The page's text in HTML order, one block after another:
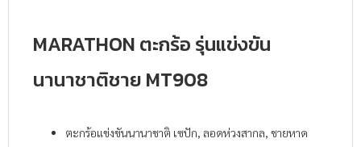
MARATHON ตะกร้อ รุ่นแข่งขัน
นานาชาติชาย MT908
ตะกร้อแข่งขันนานาชาติ เซปัก, ลอดห่วงสากล, ชายหาด